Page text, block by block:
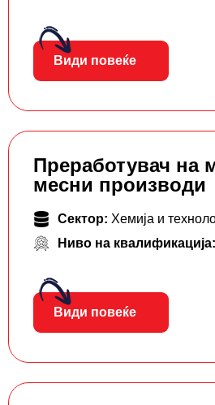
Види повеќе
Преработувач на
месни производи
Сектор: Хемија и
Ниво на квалификација:
Види повеќе